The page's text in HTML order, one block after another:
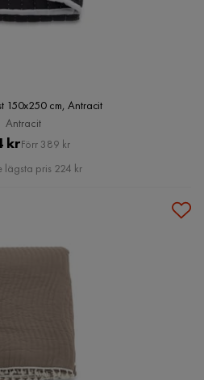
150x250 cm, Antracit
Antracit
Pris
krOriginal
Pris
Förr 389 kr
lägsta pris 224 kr